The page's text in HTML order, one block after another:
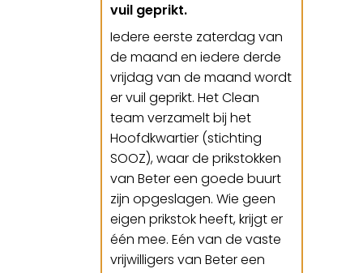
vuil geprikt.
Iedere eerste zaterdag van
de maand en iedere derde
vrijdag van de maand wordt
er vuil geprikt. Het Clean
team verzamelt bij het
Hoofdkwartier (stichting
SOOZ), waar de prikstokken
van Beter een goede buurt
zijn opgeslagen. Wie geen
eigen prikstok heeft, krijgt er
één mee. Eén van de vaste
vrijwilligers van Beter een